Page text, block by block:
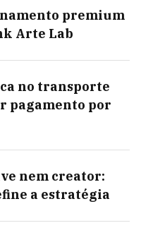
premium
Arte Lab
no transporte
pagamento por
nem creator:
a estratégia